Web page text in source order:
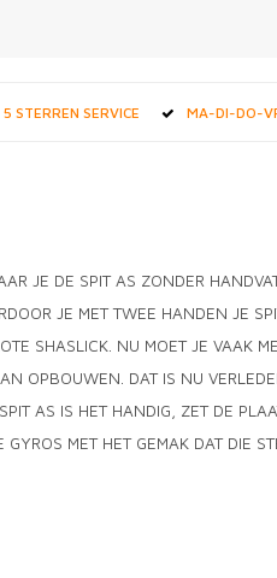
STERREN SERVICE MA-DI-DO-
JE DE SPIT AS ZONDER
JE MET TWEE HANDEN JE
SHASLICK. NU MOET JE VAAK
OPBOUWEN. DAT IS NU
AS IS HET HANDIG, ZET DE
MET HET GEMAK DAT DIE